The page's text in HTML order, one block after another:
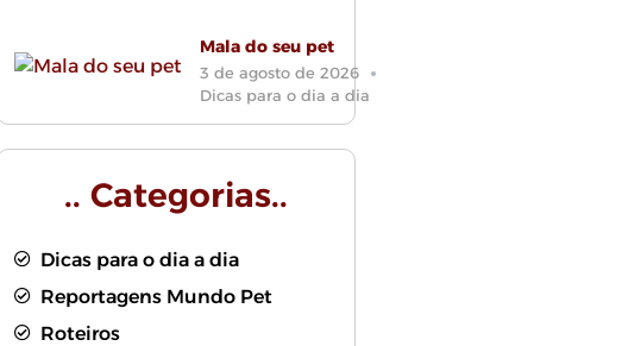
Mala do seu pet
3 de agosto de 2026
Dicas para o dia a dia
.. Categorias..
Dicas para o dia a dia
Reportagens Mundo Pet
Roteiros